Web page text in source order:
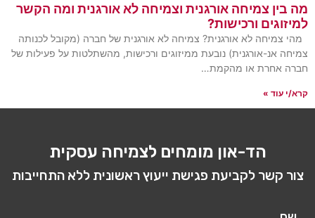
צמיחה אורגנית וצמיחה לא אורגנית ומה הקשר
ורכישות?
לא אורגנית? צמיחה לא אורגנית של חברה (מקובל לכנותה
אנ-אורגנית) נובעת ממיזוגים ורכישות, מהשתלטות על פעילות של
אחרת או מהקמת…
עוד »
הד-און מומחים לצמיחה עסקית
קשר לקביעת פגישת ייעוץ ראשונית ללא התחייבות